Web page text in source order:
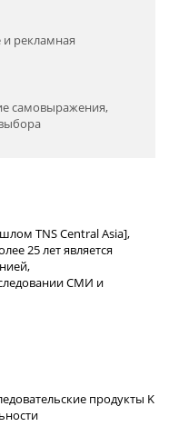
рекламная
самовыражения,
TNS Central Asia],
25 лет является
СМИ и
продукты K